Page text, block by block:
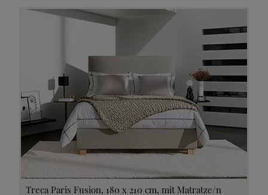
Treca Paris Fusion, 180 x 210 cm, mit Matratze/n